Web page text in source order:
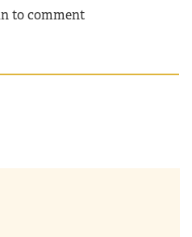
to comment